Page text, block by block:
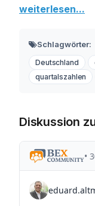
weiterlesen...
Schlagwörter:
Deutschland
quartalszahlen
Diskussion